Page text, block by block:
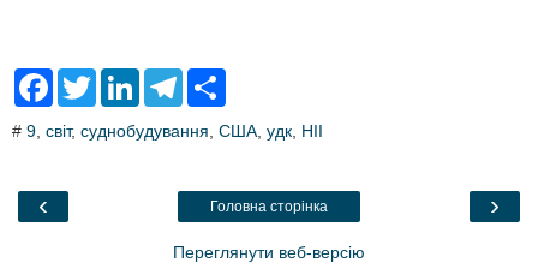
F
e
o
T
t
L
k
T
e
a
r
# 9 світ, суднобудування США удк HII
‹ ›
Головна сторінка
Переглянути веб-версію